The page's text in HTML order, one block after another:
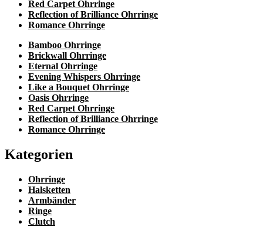
Red Carpet Ohrringe
Reflection of Brilliance Ohrringe
Romance Ohrringe
Bamboo Ohrringe
Brickwall Ohrringe
Eternal Ohrringe
Evening Whispers Ohrringe
Like a Bouquet Ohrringe
Oasis Ohrringe
Red Carpet Ohrringe
Reflection of Brilliance Ohrringe
Romance Ohrringe
Kategorien
Ohrringe
Halsketten
Armbänder
Ringe
Clutch